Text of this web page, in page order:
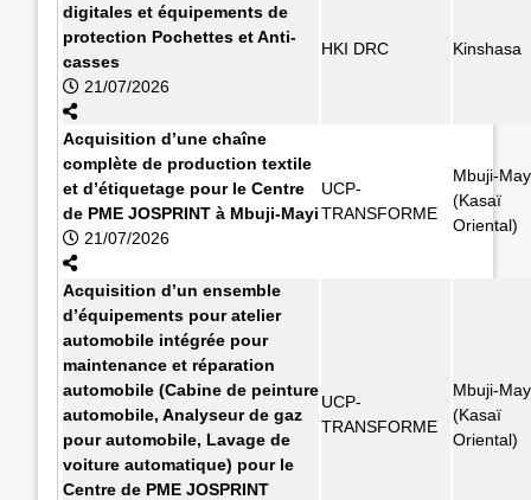
digitales et équipements de
protection Pochettes et Anti-
casses
21/07/2026
HKI DRC Kinshasa
Acquisition d’une chaîne
complète de production textile
et d’étiquetage pour le Centre
de PME JOSPRINT à Mbuji-Mayi
21/07/2026
UCP-
TRANSFORME
Mbuji-
(Kasaï
Oriental)
Acquisition d’un ensemble
d’équipements pour atelier
automobile intégrée pour
maintenance et réparation
automobile (Cabine de peinture
automobile, Analyseur de gaz
pour automobile, Lavage de
voiture automatique) pour le
Centre de PME JOSPRINT
UCP-
TRANSFORME
Mbuji-
(Kasaï
Oriental)